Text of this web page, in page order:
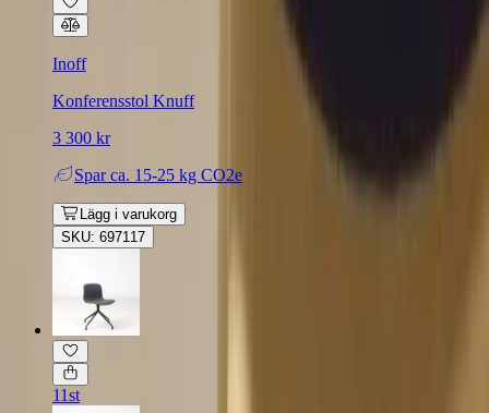
Inoff
Konferensstol Knuff
3 300 kr
Spar ca. 15-25 kg CO2e
Lägg i varukorg
SKU: 697117
11st